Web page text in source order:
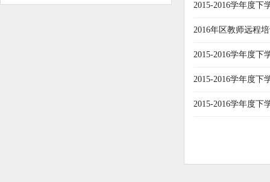
2015-2016学年度下
2016年区教师远程
2015-2016学年度下
2015-2016学年度下
2015-2016学年度下